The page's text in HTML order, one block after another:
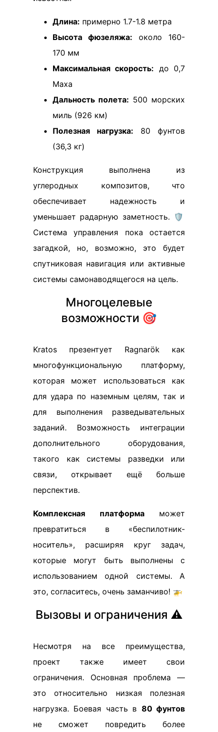
Длина: примерно 1.7-1.8 метра
Высота фюзеляжа: около 160-
170 мм
Максимальная скорость: до 0,7
Маха
Дальность полета: 500 морских
миль (926 км)
Полезная нагрузка: 80 фунтов
(36,3 кг)
Конструкция выполнена из
углеродных композитов, что
обеспечивает надежность и
уменьшает радарную заметность. 🛡️
Система управления пока остается
загадкой, но, возможно, это будет
спутниковая навигация или активные
системы самонаводящегося на цель.
Многоцелевые
возможности 🎯
Kratos презентует Ragnarök как
многофункциональную платформу,
которая может использоваться как
для удара по наземным целям, так и
для выполнения разведывательных
заданий. Возможность интеграции
дополнительного оборудования,
такого как системы разведки или
связи, открывает ещё больше
перспектив.
Комплексная платформаможет
превратиться в «беспилотник-
носитель», расширяя круг задач,
которые могут быть выполнены с
использованием одной системы. А
это, согласитесь, очень заманчиво! 🚁
Вызовы и ограничения ⚠️
Несмотря на все преимущества,
проект также имеет свои
ограничения. Основная проблема —
это относительно низкая полезная
нагрузка. Боевая часть в 80 фунтов
не сможет повредить более